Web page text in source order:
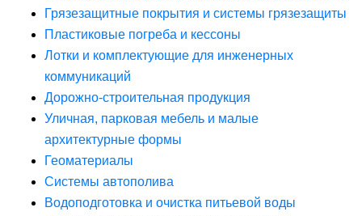
Грязезащитные покрытия и системы грязезащиты
Пластиковые погреба и кессоны
Лотки и комплектующие для инженерных
коммуникаций
Дорожно-строительная продукция
Уличная, парковая мебель и малые
архитектурные формы
Геоматериалы
Системы автополива
Водоподготовка и очистка питьевой воды